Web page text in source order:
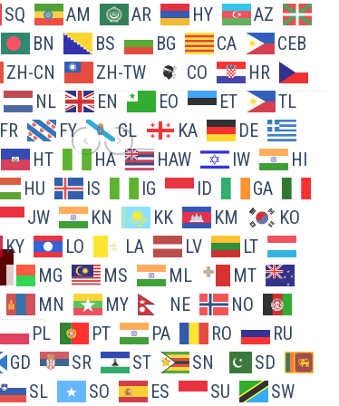
SQ AM AR HY
AZ
BN BS BG CA
CEB
ZH-CN ZH-TW CO
HR
NL EN EO ET
TL
FR FY GL KA
DE
HT HA HAW IW
HI
HU IS IG ID
GA
JW KN KK KM
KO
KY LO LA LV
LT
MG MS ML
MT
MN MY NE
NO
PL PT PA RO
RU
GD SR ST SN
SD
SL SO ES SU
SW